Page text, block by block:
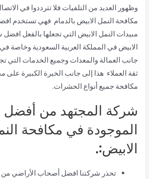
وظهور العديد من التلفيات فلا تترددوا في
مكافحة النمل الابيض بالدمام فهي تستخدم
مبيدات النمل الابيض التي تجعلها بالفعل
الابيض في المملكة العربية السعودية وخاصة
جانب العمالة والمعدات وجميع الخدمات التي
ثقة العملاء هذا إلى جانب الخبرة الكبيرة
مكافحة جميع أنواع الحشرات.
شركة المجتهد من
الموجودة في مكافحة
الابيض:.
تحذر شركتنا افضل أصحاب الأراضي من